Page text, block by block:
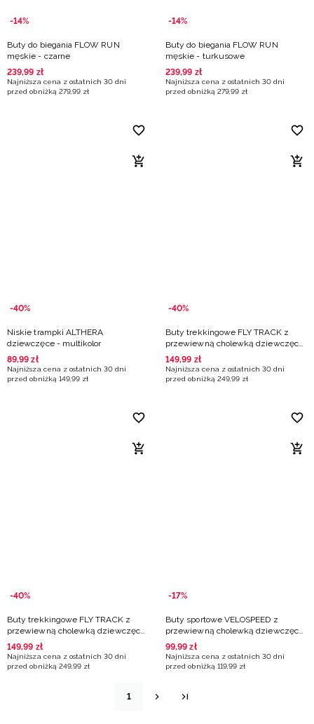
-14%
Buty do biegania FLOW RUN
męskie - czarne
239,99 zł
Najniższa cena z ostatnich 30 dni
przed obniżką 279,99 zł
-14%
Buty do biegania FLOW RUN
męskie - turkusowe
239,99 zł
Najniższa cena z ostatnich 30 dni
przed obniżką 279,99 zł
-40%
Niskie trampki ALTHERA
dziewczęce - multikolor
89,99 zł
Najniższa cena z ostatnich 30 dni
przed obniżką 149,99 zł
-40%
Buty trekkingowe FLY TRACK z
przewiewną cholewką dziewczęce
- beżowe
149,99 zł
Najniższa cena z ostatnich 30 dni
przed obniżką 249,99 zł
-40%
Buty trekkingowe FLY TRACK z
przewiewną cholewką dziewczęce
- różowe
149,99 zł
Najniższa cena z ostatnich 30 dni
przed obniżką 249,99 zł
-17%
Buty sportowe VELOSPEED z
przewiewną cholewką dziewczęce
- różowe
99,99 zł
Najniższa cena z ostatnich 30 dni
przed obniżką 119,99 zł
1